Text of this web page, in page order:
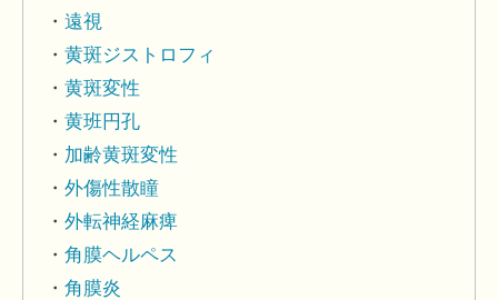
遠視
黄斑ジストロフィ
黄斑変性
黄班円孔
加齢黄斑変性
外傷性散瞳
外転神経麻痺
角膜ヘルペス
角膜炎